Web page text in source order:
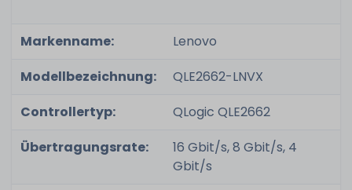
Markenname:
Lenovo
Modellbezeichnung:
QLE2662-LNVX
Controllertyp:
QLogic QLE2662
Übertragungsrate:
16 Gbit/s, 8 Gbit/s, 4
Gbit/s